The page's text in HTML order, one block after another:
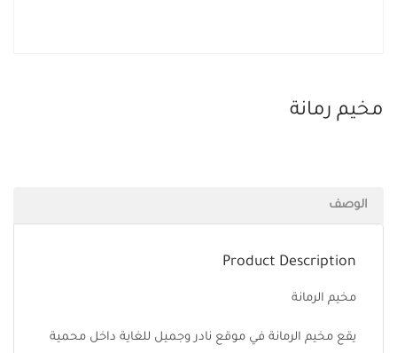
مخيم رمانة
الوصف
Product Description
مخيم الرمانة
يقع مخيم الرمانة في موقع نادر وجميل للغاية داخل محمية